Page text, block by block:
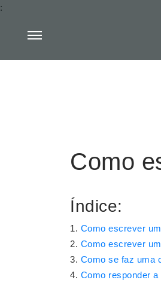
:
Como
Índice:
Como escrever
Como escrever
Como se faz uma
Como responder